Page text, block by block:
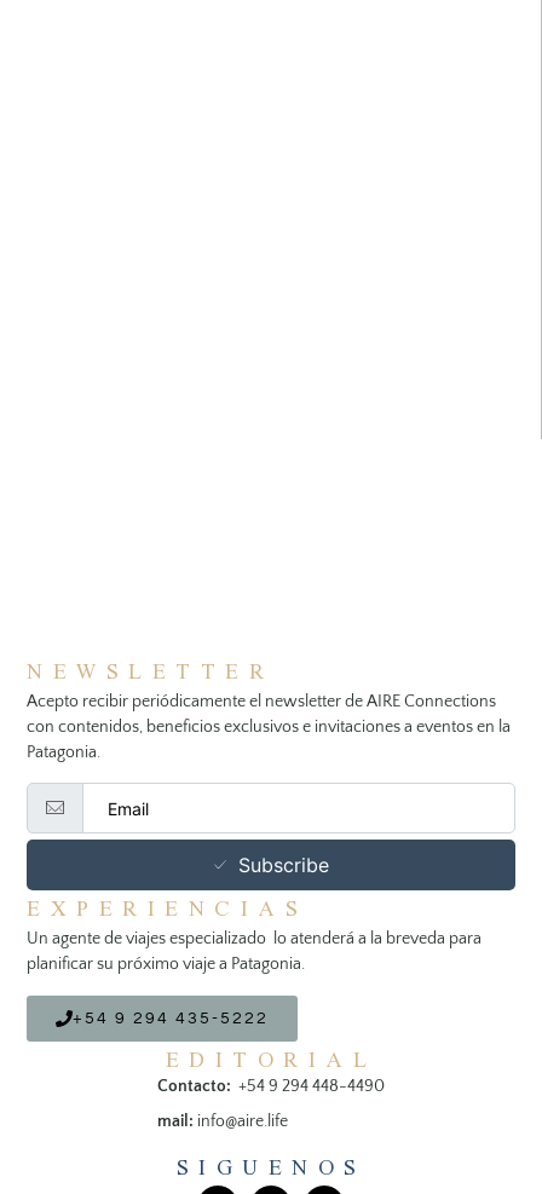
NEWSLETTER
Acepto recibir periódicamente el newsletter de AIRE Connections
con contenidos, beneficios exclusivos e invitaciones a eventos en la
Patagonia.
Subscribe
EXPERIENCIAS
Un agente de viajes especializado lo atenderá a la breveda para
planificar su próximo viaje a Patagonia.
+54 9 294 435-5222
EDITORIAL
Contacto: +54 9 294 448-4490
mail: info@aire.life
SIGUENOS